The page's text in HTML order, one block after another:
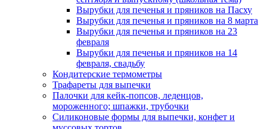
Вырубки для печенья и пряников на Пасху
Вырубки для печенья и пряников на 8 марта
Вырубки для печенья и пряников на 23
февраля
Вырубки для печенья и пряников на 14
февраля, свадьбу
Кондитерские термометры
Трафареты для выпечки
Палочки для кейк-попсов, леденцов,
мороженного; шпажки, трубочки
Силиконовые формы для выпечки, конфет и